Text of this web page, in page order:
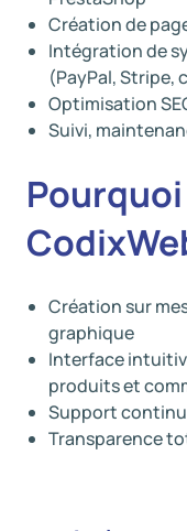
Création de
Intégration de
(PayPal, Stripe,
Optimisation
Suivi,
Création sur
graphique
Interface
produits et
Support
Transparence